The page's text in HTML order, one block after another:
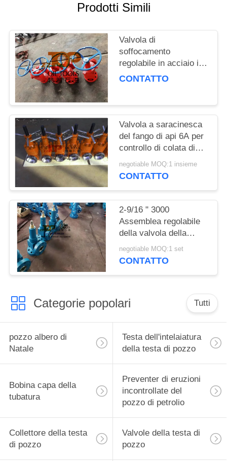
POLICY
Prodotti Simili
Valvola di
soffocamento
regolabile in acciaio in
lega API 6A per il
CONTATTO
Valvola a saracinesca
del fango di api 6A per
controllo di colata di
fango della trivellazione
dell'olio Z23Y-75-70
negotiable MOQ:1 insieme
CONTATTO
2-9/16 " 3000
Assemblea regolabile
della valvola della
bobina d'arresto della
testa di pozzo di PSI
negotiable MOQ:1 set
CONTATTO
Categorie popolari Tutti
pozzo albero di
Natale
Testa dell'intelaiatura
della testa di pozzo
Bobina capa della
tubatura
Preventer di eruzioni
incontrollate del
pozzo di petrolio
Collettore della testa
di pozzo
Valvole della testa di
pozzo